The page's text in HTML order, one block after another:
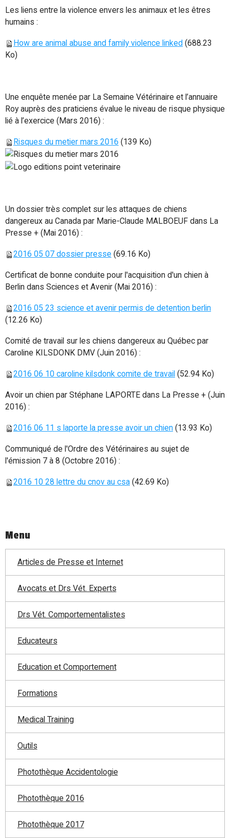
Les liens entre la violence envers les animaux et les êtres
humains :
How are animal abuse and family violence linked (688.23
Ko)
Une enquête menée par La Semaine Vétérinaire et l’annuaire
Roy auprès des praticiens évalue le niveau de risque physique
lié à l’exercice (Mars 2016) :
Risques du metier mars 2016 (139 Ko)
Un dossier très complet sur les attaques de chiens
dangereux au Canada par Marie-Claude MALBOEUF dans La
Presse + (Mai 2016) :
2016 05 07 dossier presse (69.16 Ko)
Certificat de bonne conduite pour l'acquisition d'un chien à
Berlin dans Sciences et Avenir (Mai 2016) :
2016 05 23 science et avenir permis de detention berlin
(12.26 Ko)
Comité de travail sur les chiens dangereux au Québec par
Caroline KILSDONK DMV (Juin 2016) :
2016 06 10 caroline kilsdonk comite de travail (52.94 Ko)
Avoir un chien par Stéphane LAPORTE dans La Presse + (Juin
2016) :
2016 06 11 s laporte la presse avoir un chien (13.93 Ko)
Communiqué de l'Ordre des Vétérinaires au sujet de
l'émission 7 à 8 (Octobre 2016) :
2016 10 28 lettre du cnov au csa (42.69 Ko)
Menu
Articles de Presse et Internet
Avocats et Drs Vét. Experts
Drs Vét. Comportementalistes
Educateurs
Education et Comportement
Formations
Medical Training
Outils
Photothèque Accidentologie
Photothèque 2016
Photothèque 2017